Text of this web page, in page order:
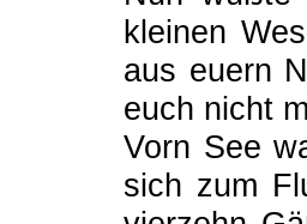
kleinen
aus euern
euch nicht
Vorn See
sich zum